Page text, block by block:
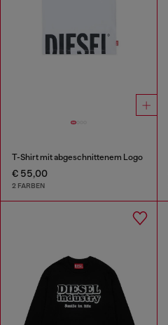
T-Shirt mit abgeschnittenem Logo
€ 55,00
2 FARBEN